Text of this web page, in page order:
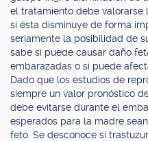
el tratamiento debe valorarse
si ésta disminuye de forma
seriamente la posibilidad de
sabe si puede causar daño
embarazadas o si puede
Dado que los estudios de
siempre un valor pronóstico
debe evitarse durante el
esperados para la madre
feto. Se desconoce si